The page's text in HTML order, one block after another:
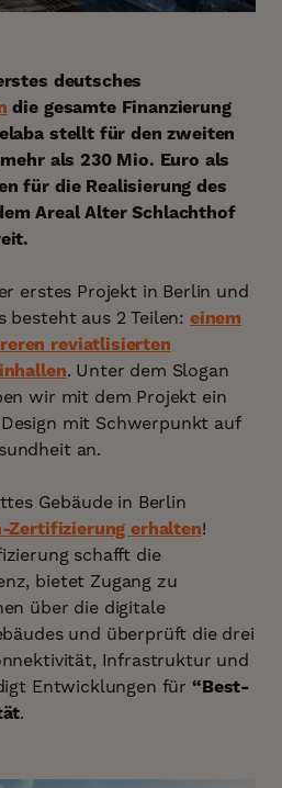
deutsches
die gesamte Finanzierung
stellt für den zweiten
als 230 Mio. Euro als
für die Realisierung des
Areal Alter Schlachthof
erstes Projekt in Berlin und
besteht aus 2 Teilen: einem
reviatlisierten
. Unter dem Slogan
wir mit dem Projekt ein
mit Schwerpunkt auf
an.
Gebäude in Berlin
Zertifizierung erhalten!
schafft die
bietet Zugang zu
über die digitale
und überprüft die drei
Infrastruktur und
Entwicklungen für “Best-
.